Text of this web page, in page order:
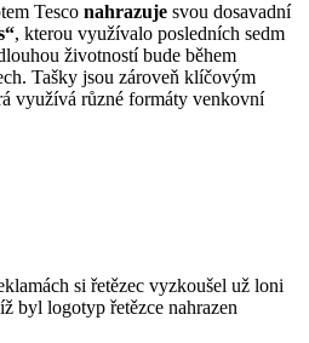
Tesco nahrazuje svou dosavadní
, kterou využívalo posledních sedm
životností bude během
Tašky jsou zároveň klíčovým
využívá různé formáty venkovní
si řetězec vyzkoušel už loni
byl logotyp řetězce nahrazen